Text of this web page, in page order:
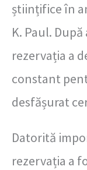
științifice în
K. Paul.
rezervația a
constant
desfășurat
Datorită
rezervația a